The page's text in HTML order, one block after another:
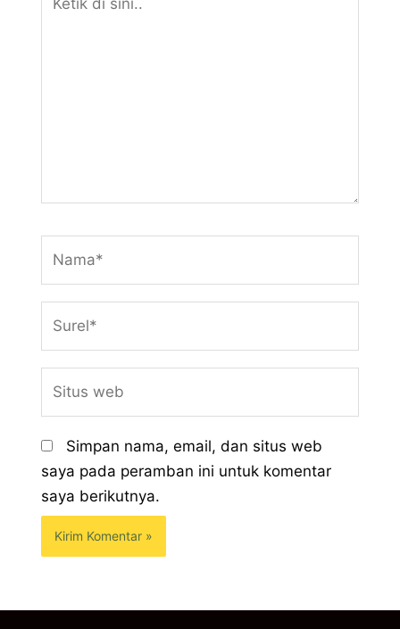
web
Simpan nama, email, dan situs web
saya pada peramban ini untuk komentar
saya berikutnya.